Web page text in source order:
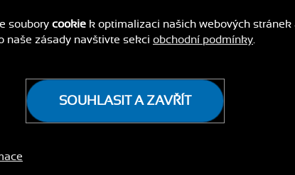
soubory cookie k optimalizaci našich webových stránek
naše zásady navštivte sekci obchodní podmínky
SOUHLASIT A ZAVŘÍT
395 Kč
dostupnost: skladem